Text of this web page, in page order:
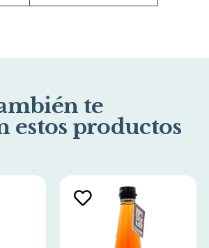
te
estos productos